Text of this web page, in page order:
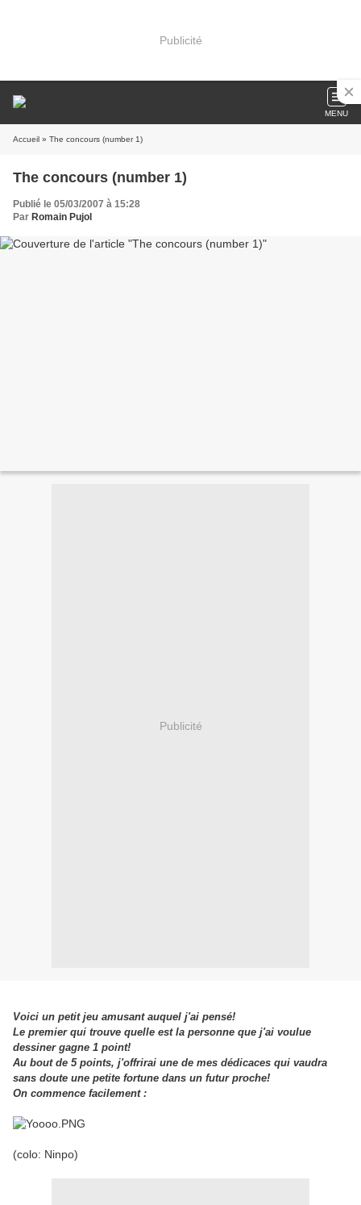
Publicité
MENU
Accueil » The concours (number 1)
The concours (number 1)
Publié le 05/03/2007 à 15:28
Par Romain Pujol
Publicité
Voici un petit jeu amusant auquel j'ai pensé!
Le premier qui trouve quelle est la personne que j'ai voulue
dessiner gagne 1 point!
Au bout de 5 points, j'offrirai une de mes dédicaces qui vaudra
sans doute une petite fortune dans un futur proche!
On commence facilement :
(colo: Ninpo)